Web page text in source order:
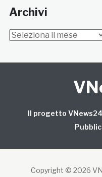
Archivi
Archivi
Il progetto VNews24
Copyright © 2026